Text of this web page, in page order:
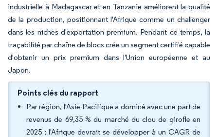
industrielle à Madagascar et en Tanzanie améliorent la qualité
de la production, positionnant l'Afrique comme un challenger
dans les niches d'exportation premium. Pendant ce temps, la
traçabilité par chaîne de blocs crée un segment certifié capable
d'obtenir un prix premium dans l'Union européenne et au
Japon.
Points clés du rapport
Par région, l'Asie-Pacifique a dominé avec une part de
revenus de 69,35 % du marché du clou de girofle en
2025 ; l'Afrique devrait se développer à un CAGR de